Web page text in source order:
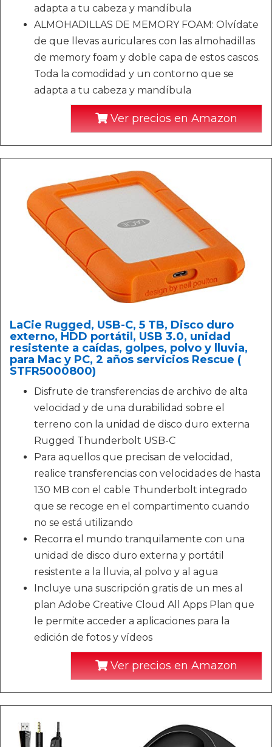
adapta a tu cabeza y mandíbula
ALMOHADILLAS DE MEMORY FOAM: Olvídate
de que llevas auriculares con las almohadillas
de memory foam y doble capa de estos cascos.
Toda la comodidad y un contorno que se
adapta a tu cabeza y mandíbula
Ver precios en Amazon
LaCie Rugged, USB-C, 5 TB, Disco duro
externo, HDD portátil, USB 3.0, unidad
resistente a caídas, golpes, polvo y lluvia,
para Mac y PC, 2 años servicios Rescue (
STFR5000800)
Disfrute de transferencias de archivo de alta
velocidad y de una durabilidad sobre el
terreno con la unidad de disco duro externa
Rugged Thunderbolt USB-C
Para aquellos que precisan de velocidad,
realice transferencias con velocidades de hasta
130 MB con el cable Thunderbolt integrado
que se recoge en el compartimento cuando
no se está utilizando
Recorra el mundo tranquilamente con una
unidad de disco duro externa y portátil
resistente a la lluvia, al polvo y al agua
Incluye una suscripción gratis de un mes al
plan Adobe Creative Cloud All Apps Plan que
le permite acceder a aplicaciones para la
edición de fotos y vídeos
Ver precios en Amazon